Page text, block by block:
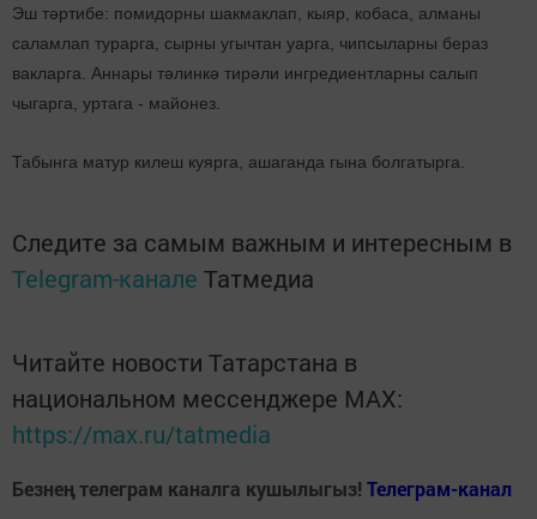
Эш тәртибе: помидорны шакмаклап, кыяр, кобаса, алманы
саламлап турарга, сырны угычтан уарга, чипсыларны бераз
вакларга. Аннары тәлинкә тирәли ингредиентларны салып
чыгарга, уртага - майонез.
Табынга матур килеш куярга, ашаганда гына болгатырга.
Следите за самым важным и интересным в
Telegram-канале Татмедиа
Читайте новости Татарстана в
национальном мессенджере MАХ:
https://max.ru/tatmedia
Безнең телеграм каналга кушылыгыз! Телеграм-канал